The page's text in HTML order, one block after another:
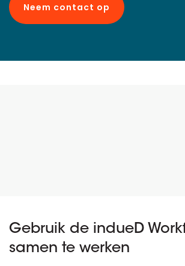
Neem contact op
Gebruik de indueD
samen te werken